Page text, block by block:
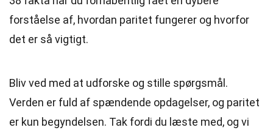
forståelse af, hvordan paritet fungerer og hvorfor
det er så vigtigt.
Bliv ved med at udforske og stille spørgsmål.
Verden er fuld af spændende opdagelser, og paritet
er kun begyndelsen. Tak fordi du læste med, og vi